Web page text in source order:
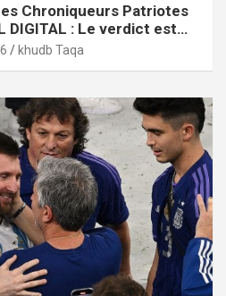
Chroniqueurs Patriotes
DIGITAL : Le verdict est
khudb Taqa